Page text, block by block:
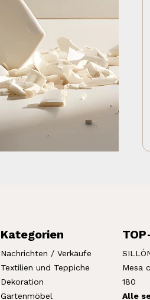
Kategorien
Nachrichten / Verkäufe
Textilien und Teppiche
Dekoration
Gartenmöbel
Mesa
180
Alle